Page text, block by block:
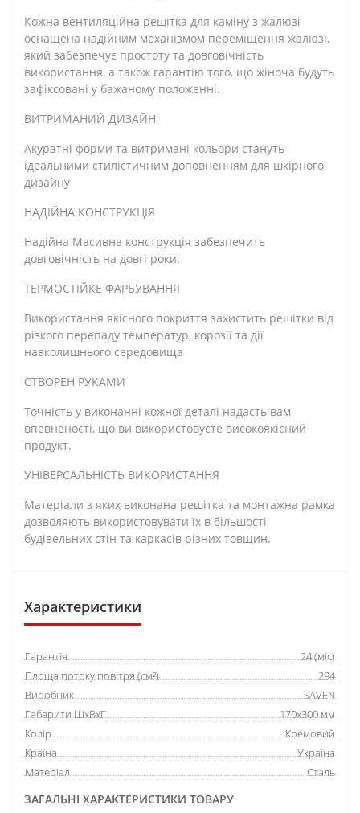
Кожна вентиляційна решітка для каміну з жалюзі
оснащена надійним механізмом переміщення жалюзі,
який забезпечує простоту та довговічність
використання, а також гарантію того, що жіноча будуть
зафіксовані у бажаному положенні.
ВИТРИМАНИЙ ДИЗАЙН
Акуратні форми та витримані кольори стануть
ідеальними стилістичним доповненням для шкірного
дизайну
НАДІЙНА КОНСТРУКЦІЯ
Надійна Масивна конструкція забезпечить
довговічність на довгі роки.
ТЕРМОСТІЙКЕ ФАРБУВАННЯ
Використання якісного покриття захистить решітки від
різкого перепаду температур, корозії та дії
навколишнього середовища
СТВОРЕН РУКАМИ
Точність у виконанні кожної деталі надасть вам
впевненості, що ви використовуєте високоякісний
продукт.
УНІВЕРСАЛЬНІСТЬ ВИКОРИСТАННЯ
Матеріали з яких виконана решітка та монтажна рамка
дозволяють використовувати їх в більшості
будівельних стін та каркасів різних товщин.
Характеристики
ЗАГАЛЬНІ ХАРАКТЕРИСТИКИ ТОВАРУ
Гарантія
24 (міс)
Площа потоку повітря (см²)
294
Виробник
SAVEN
Габарити ШхВхГ
170х300 мм
Колір
Кремовий
Країна
Україна
Матеріал
Сталь